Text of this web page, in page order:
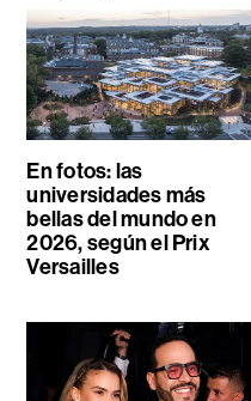
En fotos: las
universidades más
bellas del mundo en
2026, según el Prix
Versailles